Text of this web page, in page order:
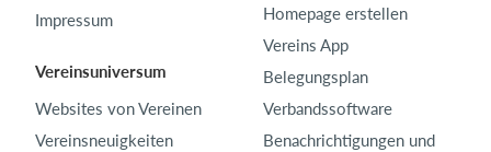
Impressum
Vereinsuniversum
Websites von Vereinen
Vereinsneuigkeiten
Homepage erstellen
Vereins App
Belegungsplan
Verbandssoftware
Benachrichtigungen und